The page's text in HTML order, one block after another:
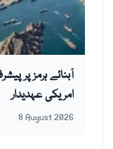
آبنائے ہرمز پر
امریکی عہدیدار
8 August 2026